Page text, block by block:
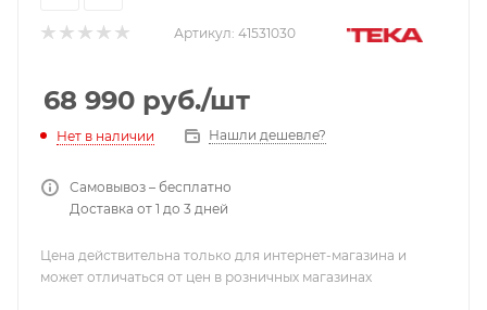
Артикул: 41531030
68 990 руб./шт
Нет в наличии Нашли дешевле?
Самовывоз – бесплатно
Доставка от 1 до 3 дней
Цена действительна только для интернет-магазина и
может отличаться от цен в розничных магазинах